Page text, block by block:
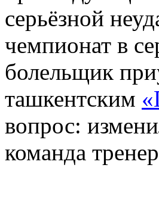
серьёзной
чемпионат в
болельщик
ташкентским
вопрос:
команда